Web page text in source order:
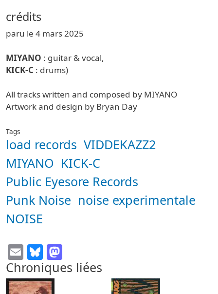
crédits
paru le 4 mars 2025
MIYANO : guitar & vocal,
KICK-C : drums)
All tracks written and composed by MIYANO
Artwork and design by Bryan Day
Tags
load records VIDDEKAZZ2
MIYANO KICK-C
Public Eyesore Records
Punk Noise noise experimentale
NOISE
EmailBluesky
Chroniques liées